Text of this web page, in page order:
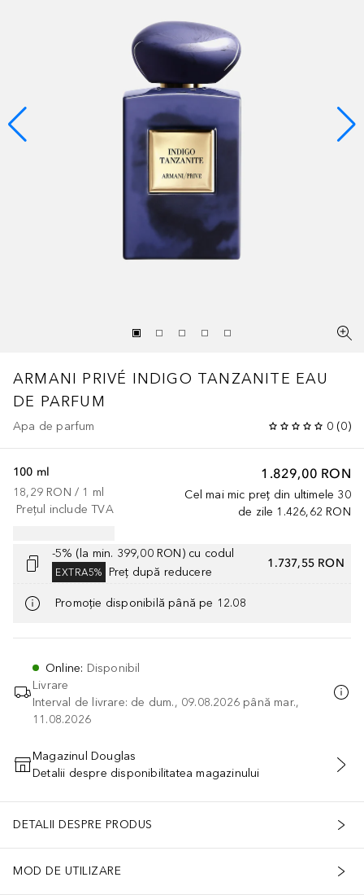
ARMANI PRIVÉ INDIGO TANZANITE EAU
DE PARFUM
Apa de parfum 0 (0)
1.829,00 RON
Cel mai mic preț din ultimele 30
de zile 1.426,62 RON
100 ml
18,29 RON / 1 ml
Prețul include TVA
-5% (la min. 399,00 RON) cu codul
EXTRA5% Preț după reducere
1.737,55 RON
Promoție disponibilă până pe 12.08
Online: Disponibil
Livrare
Interval de livrare: de dum., 09.08.2026 până mar.,
11.08.2026
ADĂUGAȚI ÎN COŞ
Magazinul Douglas
Detalii despre disponibilitatea magazinului
DETALII DESPRE PRODUS
MOD DE UTILIZARE